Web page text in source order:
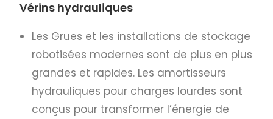
Vérins hydrauliques
Les Grues et les installations de stockage
robotisées modernes sont de plus en plus
grandes et rapides. Les amortisseurs
hydrauliques pour charges lourdes sont
conçus pour transformer l’énergie de